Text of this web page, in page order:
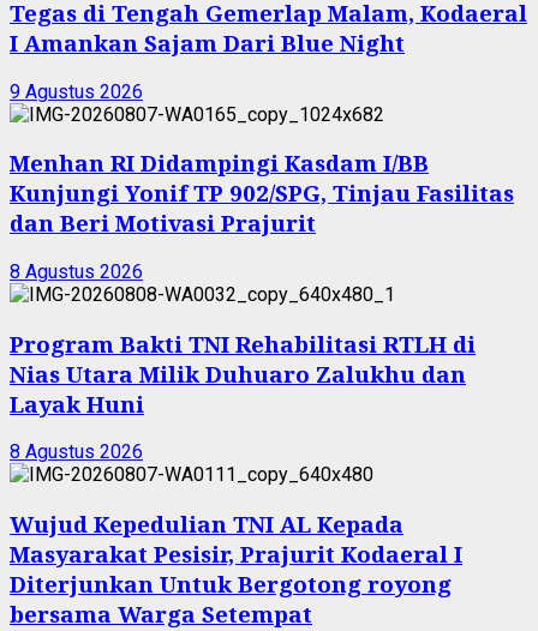
Tegas di Tengah Gemerlap Malam, Kodaeral
I Amankan Sajam Dari Blue Night
9 Agustus 2026
Menhan RI Didampingi Kasdam I/BB
Kunjungi Yonif TP 902/SPG, Tinjau Fasilitas
dan Beri Motivasi Prajurit
8 Agustus 2026
Program Bakti TNI Rehabilitasi RTLH di
Nias Utara Milik Duhuaro Zalukhu dan
Layak Huni
8 Agustus 2026
Wujud Kepedulian TNI AL Kepada
Masyarakat Pesisir, Prajurit Kodaeral I
Diterjunkan Untuk Bergotong royong
bersama Warga Setempat